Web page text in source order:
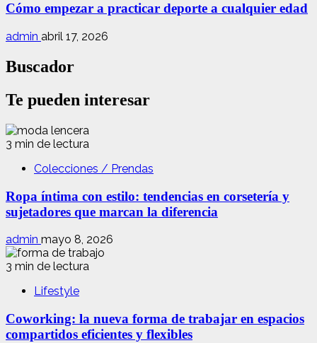
Cómo empezar a practicar deporte a cualquier edad
admin abril 17, 2026
Buscador
Te pueden interesar
3 min de lectura
Colecciones / Prendas
Ropa íntima con estilo: tendencias en corsetería y
sujetadores que marcan la diferencia
admin mayo 8, 2026
3 min de lectura
Lifestyle
Coworking: la nueva forma de trabajar en espacios
compartidos eficientes y flexibles